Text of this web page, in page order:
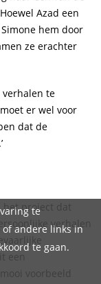
Azad een
hem door
ze erachter
verhalen te
er wel voor
dat de
het project dat
verhalen
een
voorbeeld
te
of andere links in
te gaan.